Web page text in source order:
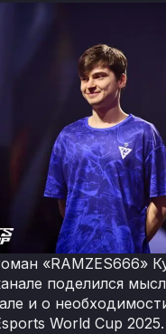
«RAMZES666»
поделился
и о
World Cup 2025.